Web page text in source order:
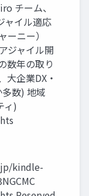
チーム、
ャイル適応
ニー）
ジャイル開
数年の取り
⼤企業DX・
数) 地域
ィ)
kindle-